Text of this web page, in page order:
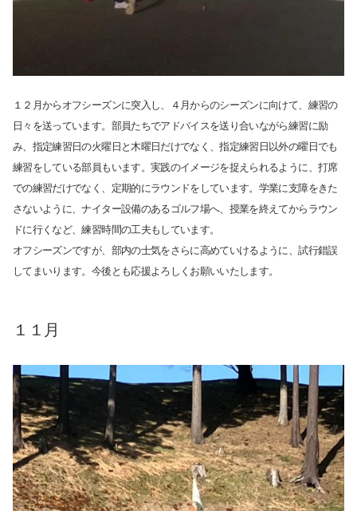
オープンキャンパス
各種証明書の発行
各種手続
１２月からオフシーズンに突入し、４月からのシーズンに向けて、練習の
日々を送っています。部員たちでアドバイスを送り合いながら練習に励
み、指定練習日の火曜日と木曜日だけでなく、指定練習日以外の曜日でも
練習をしている部員もいます。実践のイメージを捉えられるように、打席
での練習だけでなく、定期的にラウンドをしています。学業に支障をきた
さないように、ナイター設備のあるゴルフ場へ、授業を終えてからラウン
ドに行くなど、練習時間の工夫もしています。
オフシーズンですが、部内の士気をさらに高めていけるように、試行錯誤
してまいります。今後とも応援よろしくお願いいたします。
１１月